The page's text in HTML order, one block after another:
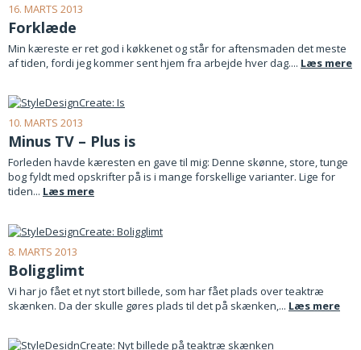
16. MARTS 2013
Forklæde
Min kæreste er ret god i køkkenet og står for aftensmaden det meste
af tiden, fordi jeg kommer sent hjem fra arbejde hver dag.... Læs mere
10. MARTS 2013
Minus TV – Plus is
Forleden havde kæresten en gave til mig: Denne skønne, store, tunge
bog fyldt med opskrifter på is i mange forskellige varianter. Lige for
tiden... Læs mere
8. MARTS 2013
Boligglimt
Vi har jo fået et nyt stort billede, som har fået plads over teaktræ
skænken. Da der skulle gøres plads til det på skænken,... Læs mere